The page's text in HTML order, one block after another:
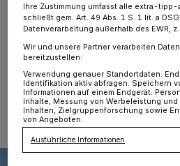
Duisburg·Jürgen Gersch und
haben Venedig erfolgreich
24.06.2026 , 10:59 Uhr Eine
Ihre Zustimmung umfasst alle extra-
schließt gem. Art. 49 Abs. 1 S. 1 lit. a
Datenverarbeitung außerhalb des EWR,
Wir und unsere Partner verarbeiten
bereitzustellen:
Verwendung genauer Standortdaten.
Identifikation aktiv abfragen. Speichern
Informationen auf einem Endgerät.
Inhalte, Messung von Werbeleistung
Inhalten, Zielgruppenforschung sowie
von Angeboten.
Ausführliche Informationen